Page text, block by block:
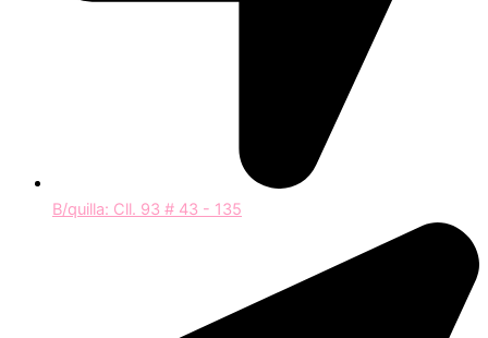
B/quilla: Cll. 93 # 43 - 135